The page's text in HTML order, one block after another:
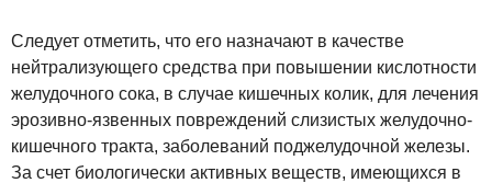
Следует отметить, что его назначают в качестве
нейтрализующего средства при повышении кислотности
желудочного сока, в случае кишечных колик, для лечения
эрозивно-язвенных повреждений слизистых желудочно-
кишечного тракта, заболеваний поджелудочной железы.
За счет биологически активных веществ, имеющихся в